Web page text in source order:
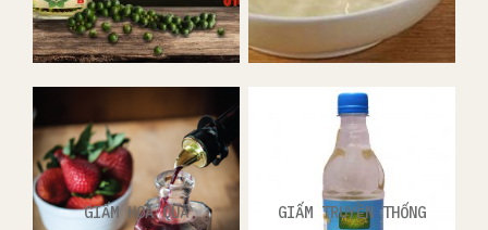
GIẤM HOA QUẢ GIẤM TRUYỀN THỐNG